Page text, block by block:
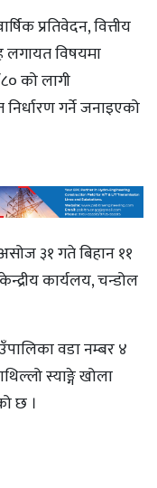
प्रतिवेदन, वित्तीय
लगायत विषयमा
को लागी
गर्ने जनाइएको
३१ गते बिहान ११
कार्यलय, चन्डोल
वडा नम्बर ४
स्याङ्गे खोला
छ ।